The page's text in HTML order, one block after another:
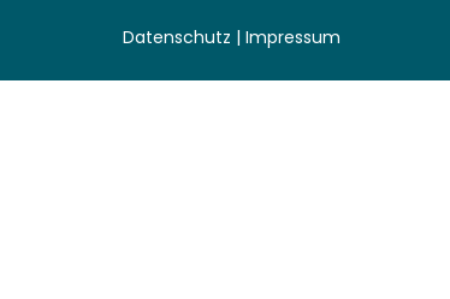
Datenschutz | Impressum